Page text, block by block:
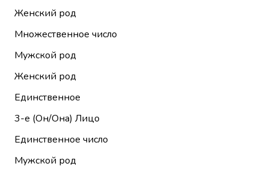
Женский род
Множественное число
Мужской род
Женский род
Единственное
3-е (Он/Она) Лицо
Единственное число
Мужской род